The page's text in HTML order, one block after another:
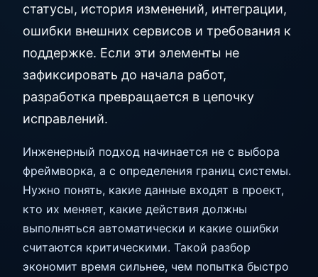
статусы, история изменений, интеграции,
ошибки внешних сервисов и требования к
поддержке. Если эти элементы не
зафиксировать до начала работ,
разработка превращается в цепочку
исправлений.
Инженерный подход начинается не с выбора
фреймворка, а с определения границ системы.
Нужно понять, какие данные входят в проект,
кто их меняет, какие действия должны
выполняться автоматически и какие ошибки
считаются критическими. Такой разбор
экономит время сильнее, чем попытка быстро